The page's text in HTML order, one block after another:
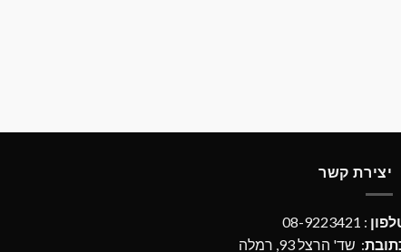
יצירת קשר
: 08-9223421
: שד' הרצל 93, רמלה